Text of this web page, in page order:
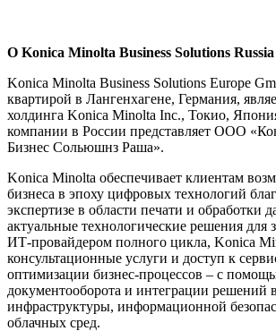
О Konica Minolta Business Solutions Russia
Konica Minolta Business Solutions Europe
квартирой в Лангенхагене, Германия,
холдинга Konica Minolta Inc., Токио,
компании в России представляет ООО
Бизнес Сольюшнз Раша».
Konica Minolta обеспечивает клиентам
бизнеса в эпоху цифровых технологий
экспертизе в области печати и обработки
актуальные технологические решения для
ИТ-провайдером полного цикла, Konica
консультационные услуги и доступ к
оптимизации бизнес-процессов – с
документооборота и интеграции решений
инфраструктуры, информационной
облачных сред.